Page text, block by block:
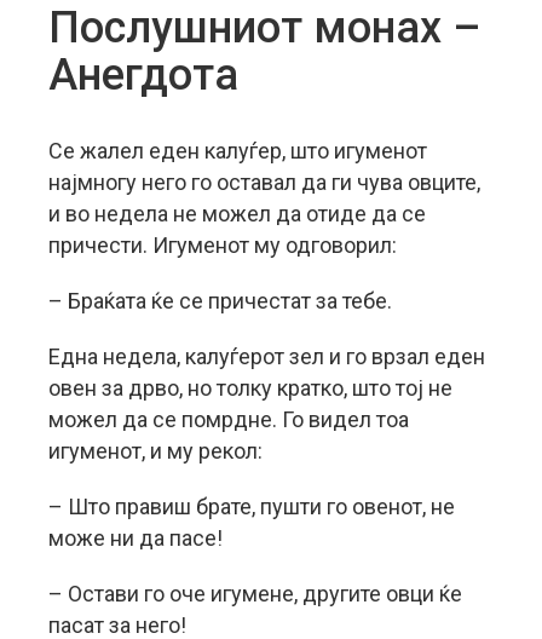
Послушниот монах –
Анегдота
Се жалел еден калуѓер, што игуменот
најмногу него го оставал да ги чува овците,
и во недела не можел да отиде да се
причести. Игуменот му одговорил:
– Браќата ќе се причестат за тебе.
Една недела, калуѓерот зел и го врзал еден
овен за дрво, но толку кратко, што тој не
можел да се помрдне. Го видел тоа
игуменот, и му рекол:
– Што правиш брате, пушти го овенот, не
може ни да пасе!
– Остави го оче игумене, другите овци ќе
пасат за него!